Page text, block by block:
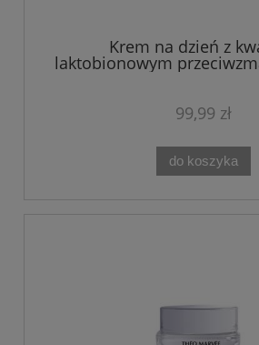
Krem na dzień z
laktobionowym
regenerujący
99,99 zł
do koszyka